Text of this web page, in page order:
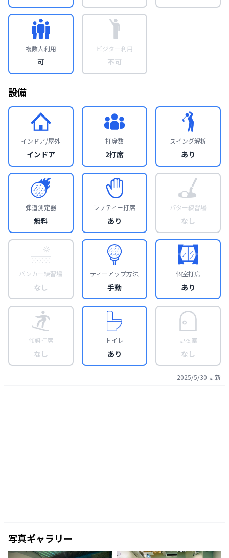
複数人利用
可
ビジター利用
不可
設備
インドア/屋外
インドア
打席数
2打席
スイング解析
あり
弾道測定器
無料
レフティー打席
あり
パター練習場
なし
バンカー練習場
なし
ティーアップ方法
手動
個室打席
あり
傾斜打席
なし
トイレ
あり
更衣室
なし
2025/5/30 更新
写真ギャラリー